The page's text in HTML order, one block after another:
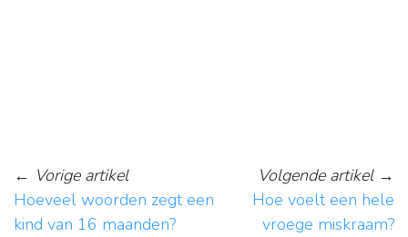
← Vorige artikel
Hoeveel woorden zegt een
kind van 16 maanden?
Volgende artikel→
Hoe voelt een hele
vroege miskraam?